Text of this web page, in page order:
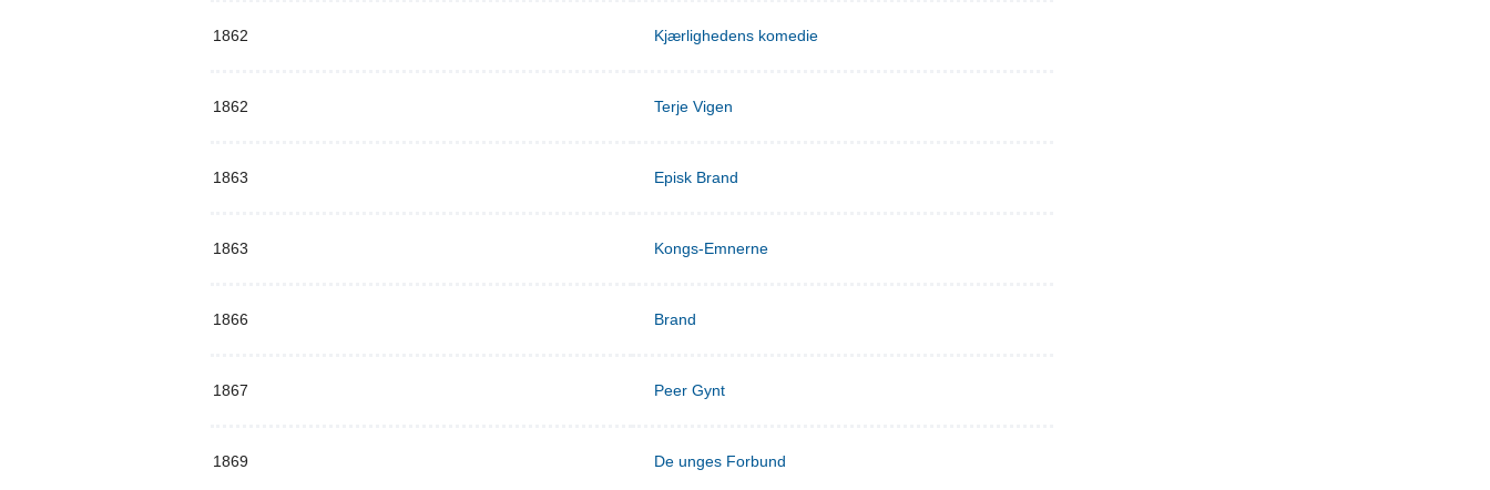
1862 Kjærlighedens komedie
1862 Terje Vigen
1863 Episk Brand
1863 Kongs-Emnerne
1866 Brand
1867 Peer Gynt
1869 De unges Forbund